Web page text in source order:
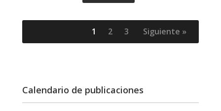
1 2 3 Siguiente »
Calendario de publicaciones